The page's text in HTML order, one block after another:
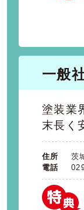
一般
塗装業
末長く
住所
茨
電話